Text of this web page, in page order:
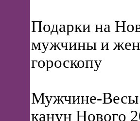
Подарки на
мужчины и
гороскопу
Мужчине-Весы
канун Нового